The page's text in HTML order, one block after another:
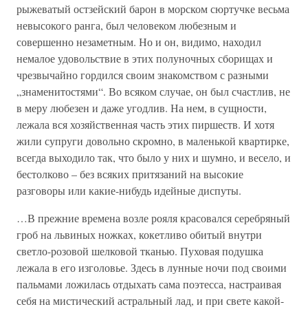
рыжеватый остзейский барон в морском сюртучке весьма
невысокого ранга, был человеком любезным и
совершенно незаметным. Но и он, видимо, находил
немалое удовольствие в этих полуночных сборищах и
чрезвычайно гордился своим знакомством с разными
„знаменитостями“. Во всяком случае, он был счастлив, не
в меру любезен и даже угодлив. На нем, в сущности,
лежала вся хозяйственная часть этих пиршеств. И хотя
жили супруги довольно скромно, в маленькой квартирке,
всегда выходило так, что было у них и шумно, и весело, и
бестолково – без всяких притязаний на высокие
разговоры или какие-нибудь идейные диспуты.
…В прежние времена возле рояля красовался серебряный
гроб на львиных ножках, кокетливо обитый внутри
светло-розовой шелковой тканью. Пуховая подушка
лежала в его изголовье. Здесь в лунные ночи под своими
пальмами ложилась отдыхать сама поэтесса, настраивая
себя на мистический астральный лад, и при свете какой-